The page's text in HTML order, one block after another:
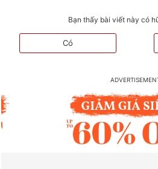
Bạn thấy bài viết này có
Có